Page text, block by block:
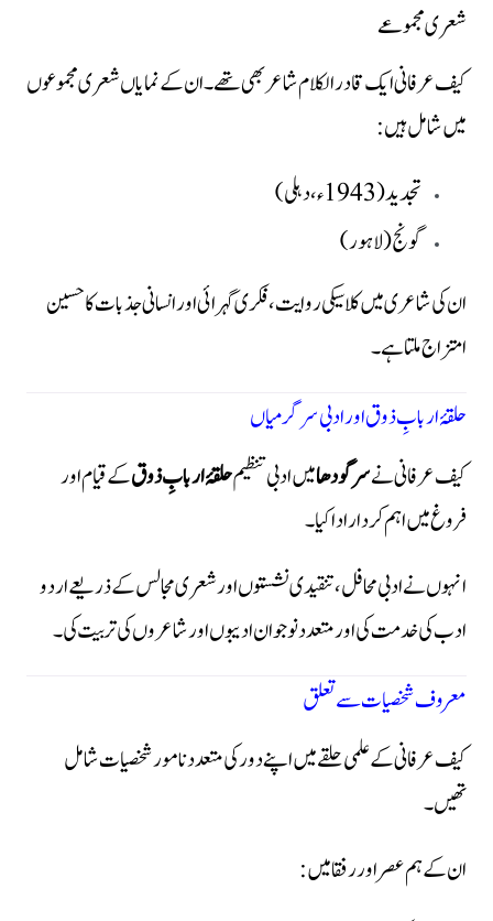
شعری مجموعے
کیف عرفانی ایک قادرالکلام شاعر بھی تھے۔ ان کے نمایاں شعری مجموعوں
میں شامل ہیں:
تجدید(1943ء، دہلی)
گونج(لاہور)
ان کی شاعری میں کلاسیکی روایت، فکری گہرائی اور انسانی جذبات کا حسین
امتزاج ملتا ہے۔
حلقۂ اربابِ ذوق اور ادبی سرگرمیاں
کیف عرفانی نےسرگودھامیں ادبی تنظیمحلقۂ اربابِ ذوقکے قیام اور
فروغ میں اہم کردار ادا کیا۔
انہوں نے ادبی محافل، تنقیدی نشستوں اور شعری مجالس کے ذریعے اردو
ادب کی خدمت کی اور متعدد نوجوان ادیبوں اور شاعروں کی تربیت کی۔
معروف شخصیات سے تعلق
کیف عرفانی کے علمی حلقے میں اپنے دور کی متعدد نامور شخصیات شامل
تھیں۔
ان کے ہم عصر اور رفقا میں: